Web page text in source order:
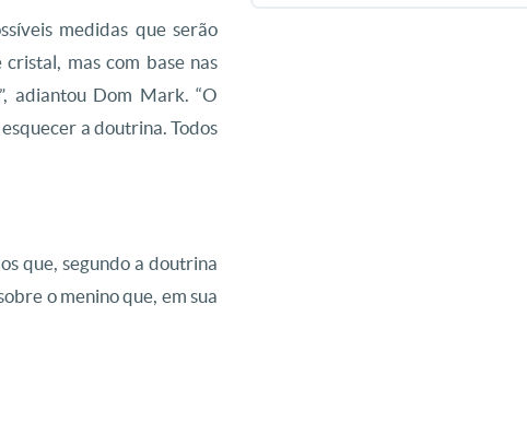
medidas que serão
mas com base nas
adiantou Dom Mark. “O
a doutrina. Todos
que, segundo a doutrina
o menino que, em sua